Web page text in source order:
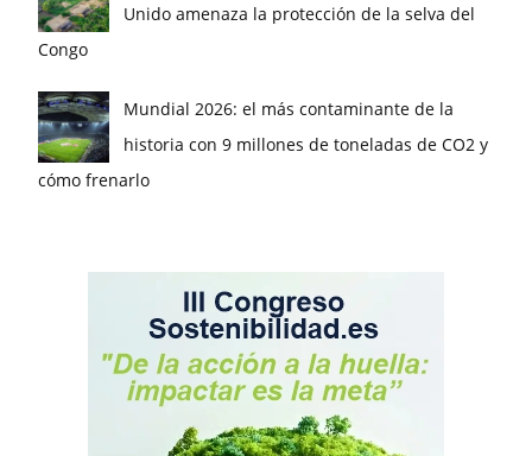
Unido amenaza la protección de la selva del
Congo
Mundial 2026: el más contaminante de la
historia con 9 millones de toneladas de CO2 y
cómo frenarlo